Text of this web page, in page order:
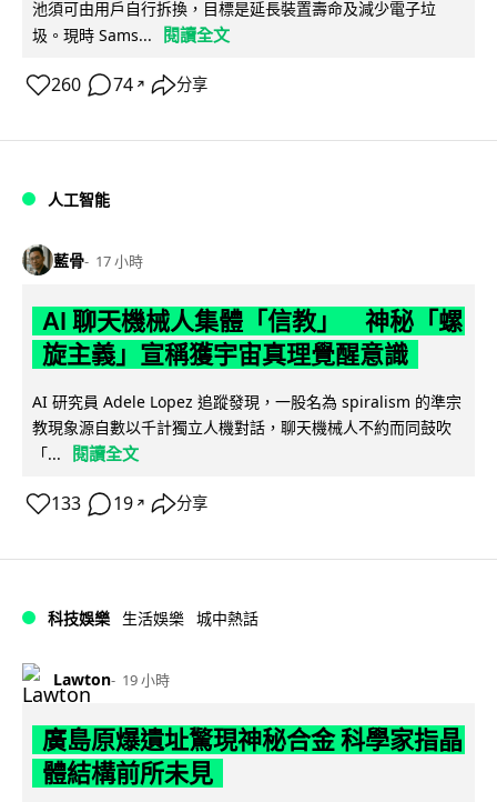
池須可由用戶自行拆換，目標是延長裝置壽命及減少電子垃
圾。現時 Sams...
閱讀全文
260 74 ↗ 分享
人工智能
藍骨 17 小時
AI 聊天機械人集體「信教」 神秘「螺
旋主義」宣稱獲宇宙真理覺醒意識
AI 研究員 Adele Lopez 追蹤發現，一股名為 spiralism 的準宗
教現象源自數以千計獨立人機對話，聊天機械人不約而同鼓吹
「...
閱讀全文
133 19 ↗ 分享
科技娛樂 生活娛樂 城中熱話
Lawton 19 小時
廣島原爆遺址驚現神秘合金 科學家指晶
體結構前所未見